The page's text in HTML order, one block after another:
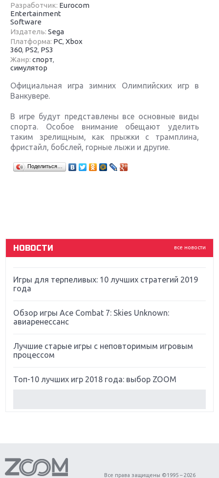
Разработчик: Eurocom
Entertainment
Software
Издатель:Sega
Платформа: PC,Xbox
360, PS2, PS3
Жанр:спорт,
симулятор
Официальная игра зимних Олимпийских игр в
Ванкувере.
В игре будут представлены все основные виды
спорта. Особое внимание обещают уделить
таким зрелищным, как прыжки с трамплина,
фристайл, бобслей, горные лыжи и другие.
Поделиться…
все новости
НОВОСТИ
Крупнейшие релизы мая: Nintendo, Microsoft и
Sony
Far Cry 5: хвалить нельзя ругать
Игры для терпеливых: 10 лучших стратегий 2019
года
Обзор игры Ace Combat 7: Skies Unknown:
авиаренессанс
Лучшие старые игры с неповторимым игровым
процессом
Топ-10 лучших игр 2018 года: выбор ZOOM
Обзор игры Forza Horizon 4: вершина эволюции
Все права защищены ©1995 – 2026